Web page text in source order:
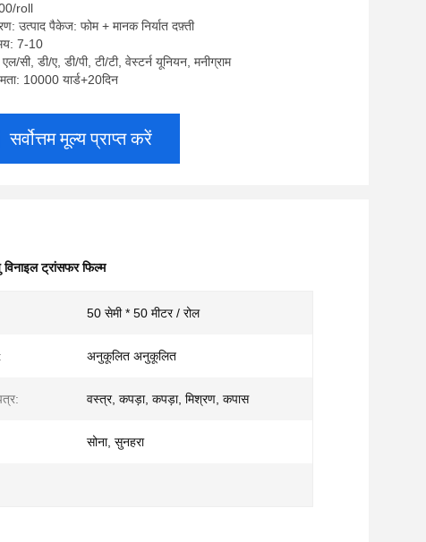
roll
उत्पाद पैकेज: फोम + मानक निर्यात दफ़्ती
7-10
सी, डी/ए, डी/पी, टी/टी, वेस्टर्न यूनियन, मनीग्राम
10000 यार्ड+20दिन
सर्वोत्तम मूल्य प्राप्त करें
विनाइल ट्रांसफर फिल्म
50 सेमी * 50 मीटर / रोल
अनुकूलित अनुकूलित
वस्त्र, कपड़ा, कपड़ा, मिश्रण, कपास
सोना, सुनहरा